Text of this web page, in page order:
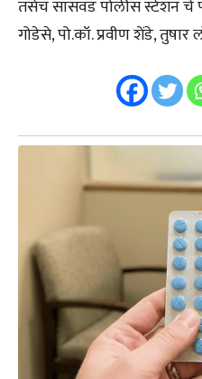
तसेच सासवड पोलीस स्टेशन चे
गोडेसे, पो.कॉ. प्रवीण शेंडे,